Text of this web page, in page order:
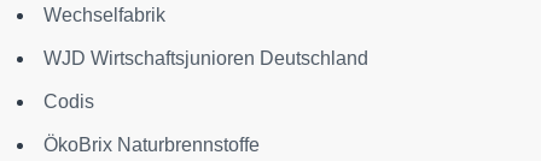
Wechselfabrik
WJD Wirtschaftsjunioren Deutschland
Codis
ÖkoBrix Naturbrennstoffe